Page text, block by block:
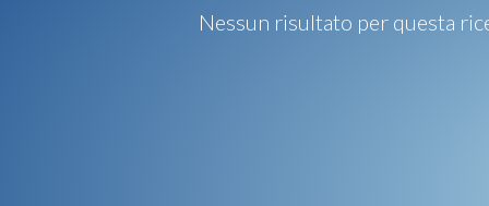
Nessun risultato per questa